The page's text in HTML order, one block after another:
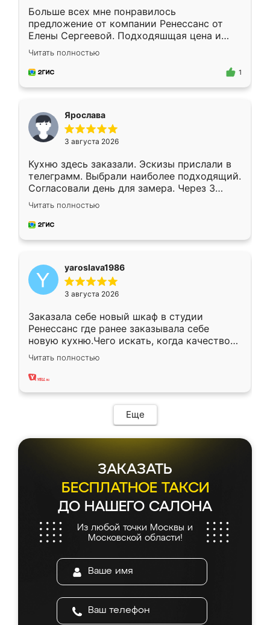
Больше всех мне понравилось
предложение от компании Ренессанс от
Елены Сергеевой. Подходяшщая цена и
короткие сроки изготовления. Приехавший
для замера сотрудник Владислав
предложил по моему эскизу самый
Читать полностью
1
Ярослава
3 августа 2026
Кухню здесь заказали. Эскизы прислали в
телеграмм. Выбрали наиболее подходящий.
Согласовали день для замера. Через 3
недели кухня была уже готова. Остались
довольны работой. Спасибо Ренессанс
мебель за качественную работу!
Читать полностью
yaroslava1986
3 августа 2026
Заказала себе новый шкаф в студии
Ренессанс где ранее заказывала себе
новую кухню.Чего искать, когда качеством
вполне довольна. Служит кухня уже почти
два года, нареканий нет.
Читать полностью
Еще
ЗАКАЗАТЬ
БЕСПЛАТНОЕ ТАКСИ
ДО НАШЕГО САЛОНА
Из любой точки Москвы и
Московской области!